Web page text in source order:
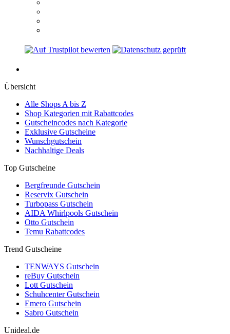
Übersicht
Alle Shops A bis Z
Shop Kategorien mit Rabattcodes
Gutscheincodes nach Kategorie
Exklusive Gutscheine
Wunschgutschein
Nachhaltige Deals
Top Gutscheine
Bergfreunde Gutschein
Reservix Gutschein
Turbopass Gutschein
AIDA Whirlpools Gutschein
Otto Gutschein
Temu Rabattcodes
Trend Gutscheine
TENWAYS Gutschein
reBuy Gutschein
Lott Gutschein
Schuhcenter Gutschein
Emero Gutschein
Sabro Gutschein
Unideal.de